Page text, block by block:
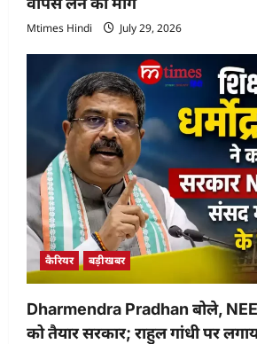
Mtimes Hindi July 29, 2026
कैरियर बड़ीखबर
Dharmendra Pradhan बोले,
को तैयार सरकार; राहुल गांधी पर